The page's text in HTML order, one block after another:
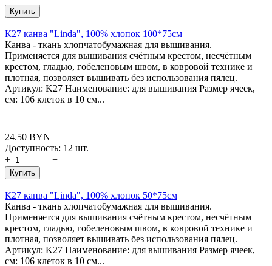
Купить
К27 канва "Linda", 100% хлопок 100*75см
Канва - ткань хлопчатобумажная для вышивания.
Применяется для вышивания счётным крестом, несчётным
крестом, гладью, гобеленовым швом, в ковровой технике и
плотная, позволяет вышивать без использования пялец.
Артикул: K27 Наименование: для вышивания Размер ячеек,
см: 106 клеток в 10 см...
24.50 BYN
Доступность: 12 шт.
+
−
Купить
К27 канва "Linda", 100% хлопок 50*75см
Канва - ткань хлопчатобумажная для вышивания.
Применяется для вышивания счётным крестом, несчётным
крестом, гладью, гобеленовым швом, в ковровой технике и
плотная, позволяет вышивать без использования пялец.
Артикул: K27 Наименование: для вышивания Размер ячеек,
см: 106 клеток в 10 см...